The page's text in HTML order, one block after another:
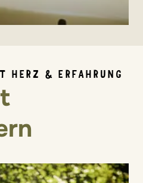
HERZ & ERFAHRUNG